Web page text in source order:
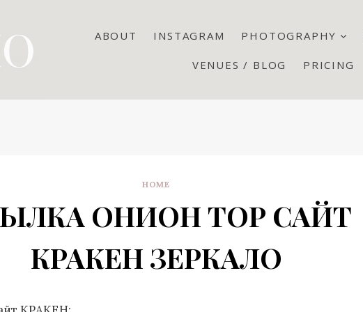
ABOUT INSTAGRAM PHOTOGRAPHY
VENUES / BLOG PRICING
HOME
ОНИОН ТОР САЙТ
КРАКЕН ЗЕРКАЛО